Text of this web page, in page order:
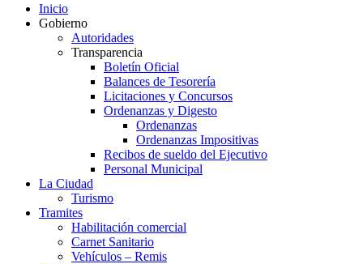
Inicio
Gobierno
Autoridades
Transparencia
Boletín Oficial
Balances de Tesorería
Licitaciones y Concursos
Ordenanzas y Digesto
Ordenanzas
Ordenanzas Impositivas
Recibos de sueldo del Ejecutivo
Personal Municipal
La Ciudad
Turismo
Tramites
Habilitación comercial
Carnet Sanitario
Vehículos – Remis